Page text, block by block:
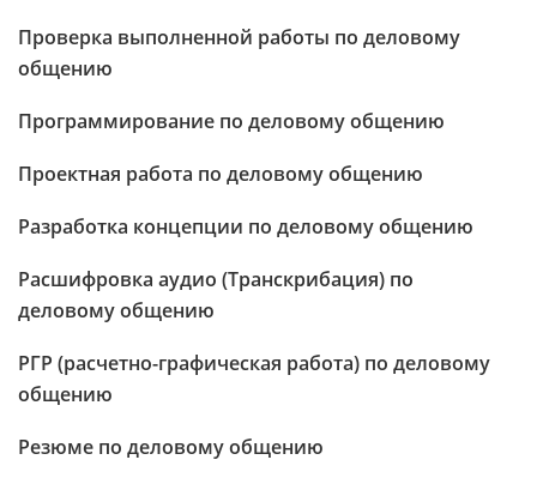
Проверка выполненной работы по деловому
общению
Программирование по деловому общению
Проектная работа по деловому общению
Разработка концепции по деловому общению
Расшифровка аудио (Транскрибация) по
деловому общению
РГР (расчетно-графическая работа) по деловому
общению
Резюме по деловому общению